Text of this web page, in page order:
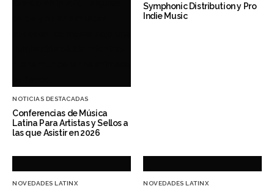
NOTICIAS DESTACADAS
Conferencias de Música
Latina Para Artistas y Sellos a
las que Asistir en 2026
Symphonic Distribution y Pro
Indie Music
NOVEDADES LATINX NOVEDADES LATINX